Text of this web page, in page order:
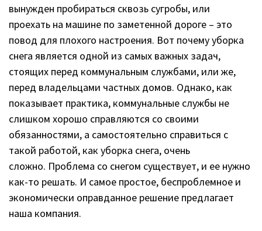
вынужден пробираться сквозь сугробы, или
проехать на машине по заметенной дороге – это
повод для плохого настроения. Вот почему уборка
снега является одной из самых важных задач,
стоящих перед коммунальным службами, или же,
перед владельцами частных домов. Однако, как
показывает практика, коммунальные службы не
слишком хорошо справляются со своими
обязанностями, а самостоятельно справиться с
такой работой, как уборка снега, очень
сложно. Проблема со снегом существует, и ее нужно
как-то решать. И самое простое, беспроблемное и
экономически оправданное решение предлагает
наша компания.